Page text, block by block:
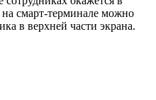
смарт-терминале можно
в верхней части экрана.